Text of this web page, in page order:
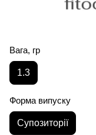
Вага, гр
1.3
Форма випуску
Супозиторії